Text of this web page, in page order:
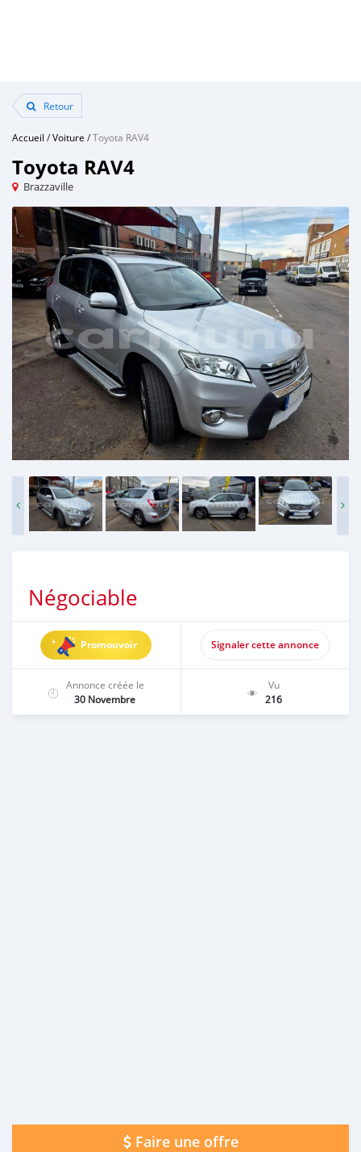
Retour
Accueil /Voiture /Toyota RAV4
Toyota RAV4
Brazzaville
Négociable
Promouvoir Signaler cette annonce
Annonce créée le
30 Novembre
Vu
216
Faire une offre